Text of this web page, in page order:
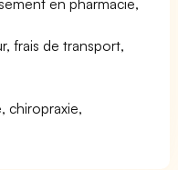
frais de transport,
chiropraxie,